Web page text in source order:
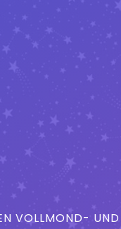
VOLLMOND-